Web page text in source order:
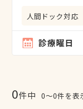
人間ドック対応
診療曜日
0件中 0〜0件を表